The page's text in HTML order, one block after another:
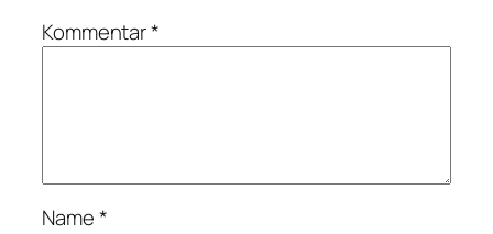
Kommentar*
Name*